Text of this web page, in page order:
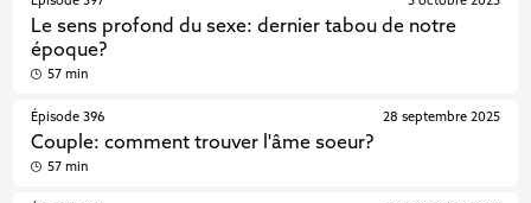
Le sens profond du sexe: dernier tabou de notre
époque?
57 min
Épisode 396
Couple: comment trouver l'âme soeur?
28 septembre 2025
57 min